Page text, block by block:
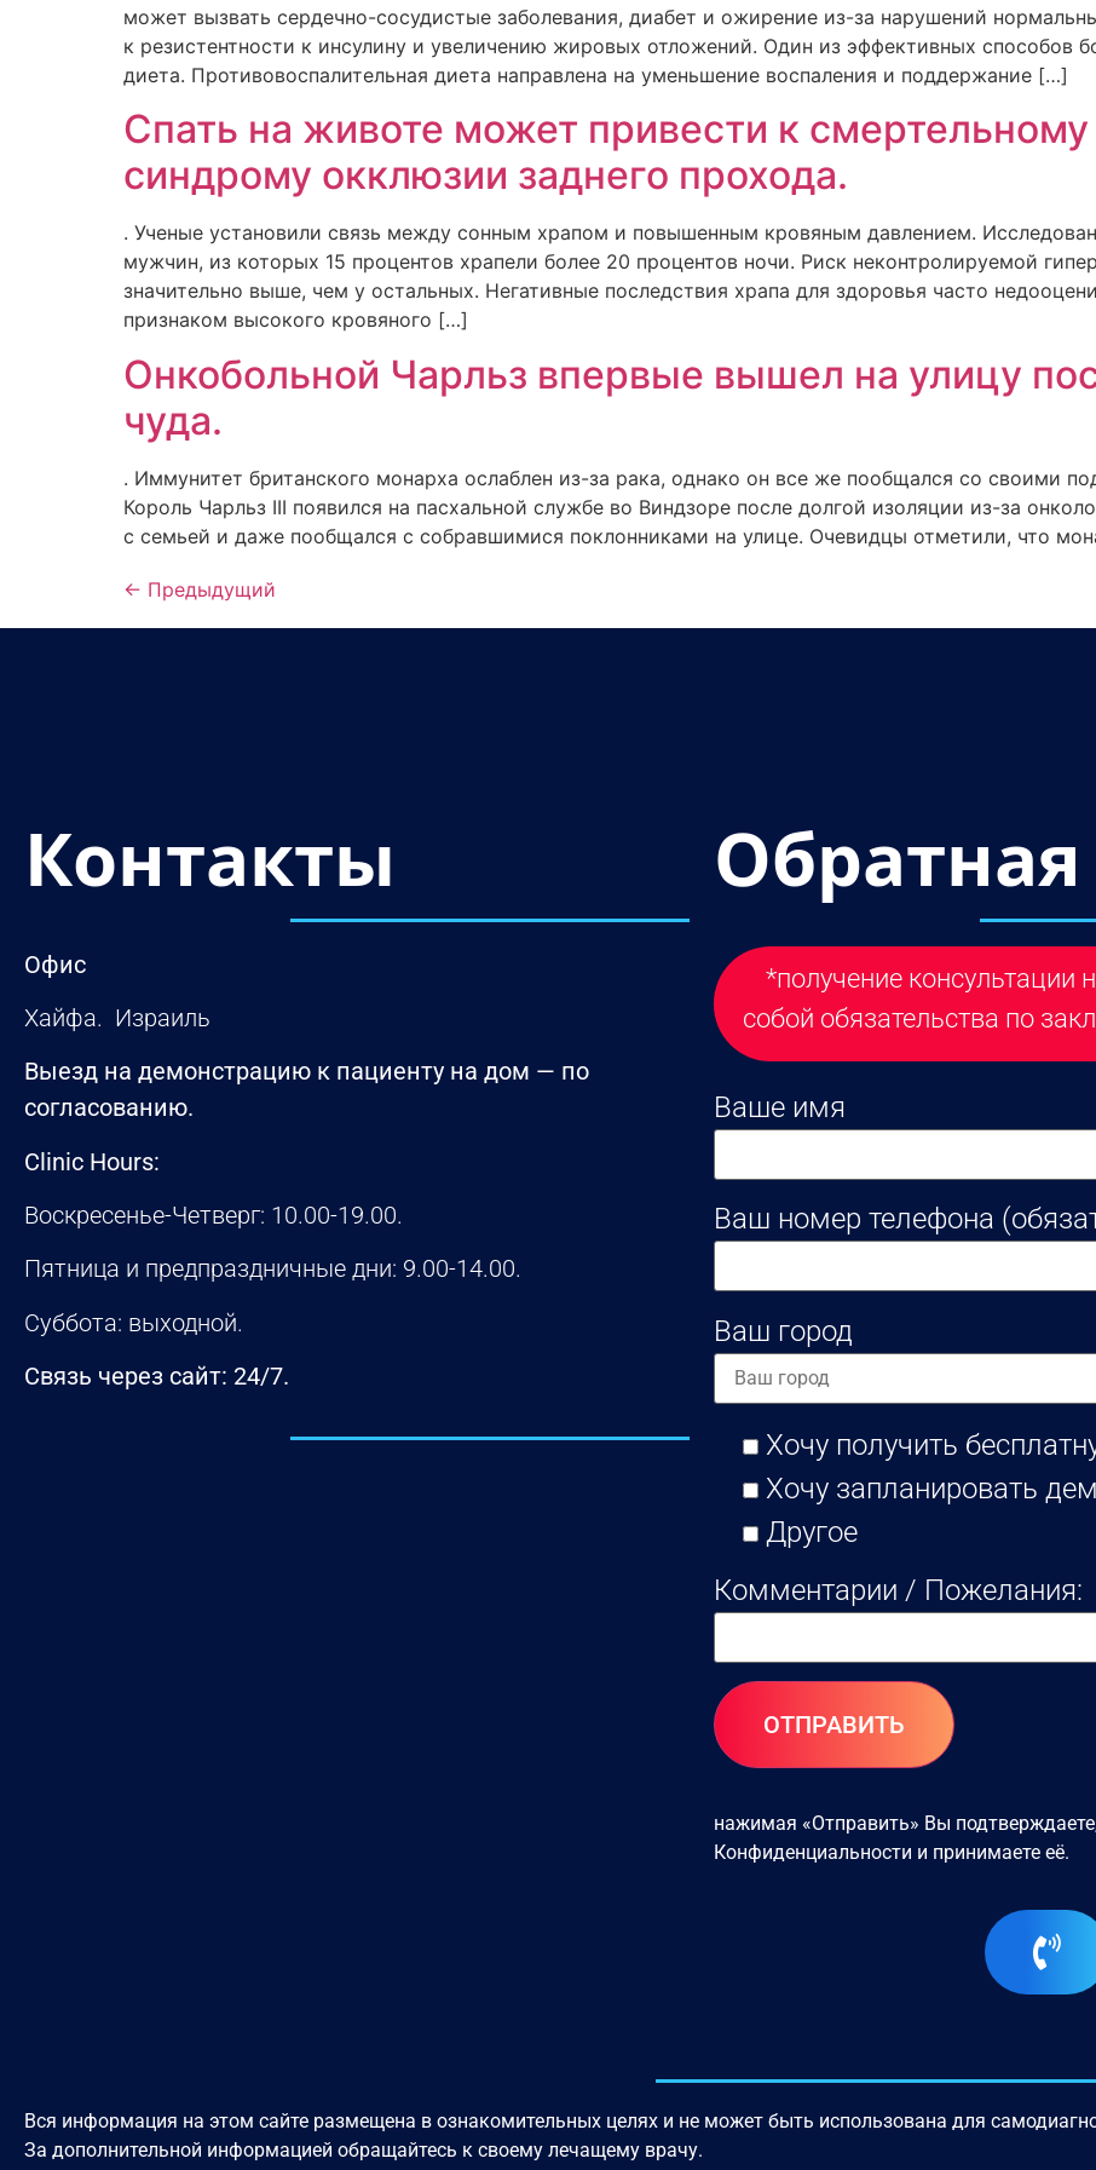
может вызвать сердечно-сосудистые заболевания, диабет и ожирение из-за нарушений
к резистентности к инсулину и увеличению жировых отложений. Один из эффективных способов
диета. Противовоспалительная диета направлена на уменьшение воспаления и поддержание […]
Спать на животе может привести к
синдрому окклюзии заднего прохода.
. Ученые установили связь между сонным храпом и повышенным кровяным давлением.
мужчин, из которых 15 процентов храпели более 20 процентов ночи. Риск неконтролируемой
значительно выше, чем у остальных. Негативные последствия храпа для здоровья часто
признаком высокого кровяного […]
Онкобольной Чарльз впервые вышел на улицу
чуда.
. Иммунитет британского монарха ослаблен из-за рака, однако он все же пообщался со своими
Король Чарльз III появился на пасхальной службе во Виндзоре после долгой изоляции из-за
с семьей и даже пообщался с собравшимися поклонниками на улице. Очевидцы отметили, что
← Предыдущий
Контакты
Офис
Хайфа. Израиль
Выезд на демонстрацию к пациенту на дом — по
согласованию.
Clinic Hours:
Воскресенье-Четверг: 10.00-19.00.
Пятница и предпраздничные дни: 9.00-14.00.
Суббота: выходной.
Связь через сайт: 24/7.
Обратная
*получение консультации
собой обязательства по
Ваше имя
Ваш номер телефона
Ваш город
Хочу получить
Хочу запланировать
Другое
Комментарии / Пожелания:
нажимая «Отправить» Вы
Конфиденциальности и принимаете её.
Вся информация на этом сайте размещена в ознакомительных целях и не может быть использована для
За дополнительной информацией обращайтесь к своему лечащему врачу.